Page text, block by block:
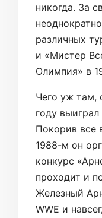
никогда. За
различных
и «Мистер
Олимпия» в
Чего уж там,
году
Покорив все
1988-м он
конкурс
проходит и
Железный
WWE и